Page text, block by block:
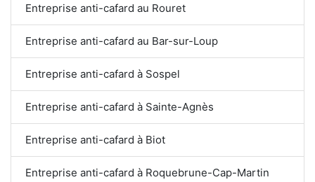
Entreprise anti-cafard au Rouret
Entreprise anti-cafard au Bar-sur-Loup
Entreprise anti-cafard à Sospel
Entreprise anti-cafard à Sainte-Agnès
Entreprise anti-cafard à Biot
Entreprise anti-cafard à Roquebrune-Cap-Martin